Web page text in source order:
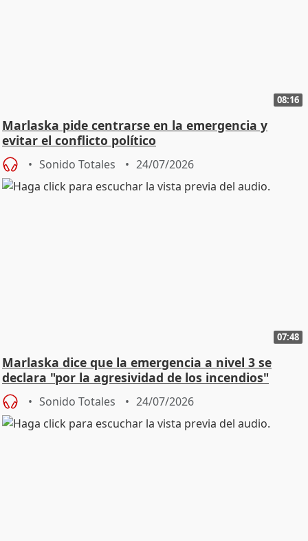
08:16
Marlaska pide centrarse en la emergencia y
evitar el conflicto político
Sonido Totales 24/07/2026
07:48
Marlaska dice que la emergencia a nivel 3 se
declara "por la agresividad de los incendios"
Sonido Totales 24/07/2026